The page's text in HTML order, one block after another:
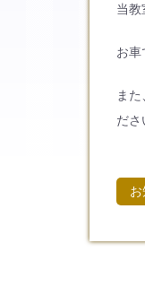
当教
お車
ま
ださ